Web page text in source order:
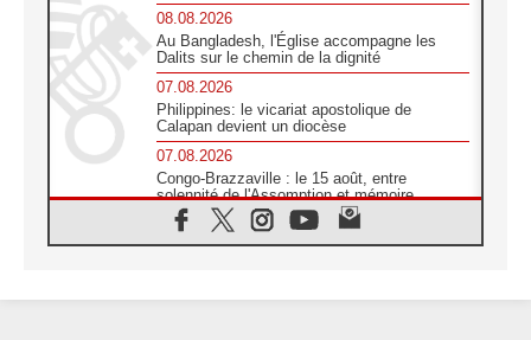
08.08.2026
Au Bangladesh, l'Église accompagne les
Dalits sur le chemin de la dignité
07.08.2026
Philippines: le vicariat apostolique de
Calapan devient un diocèse
07.08.2026
Congo-Brazzaville : le 15 août, entre
solennité de l'Assomption et mémoire
nationale
07.08.2026